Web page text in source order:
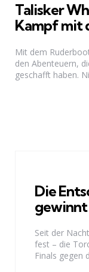
Talisker
Kampf mit
Mit dem
den Abenteuern,
geschafft haben.
Die
gewinnt
Seit der
fest – die
Finals gegen